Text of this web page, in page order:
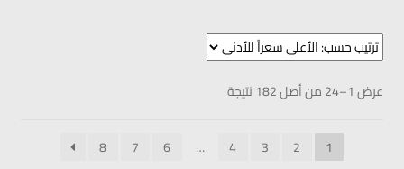
جيمينج
تابليت
الشاشات
عرض 1–24 من أصل 182 نتيجة
1
2
3
4
…
6
7
8